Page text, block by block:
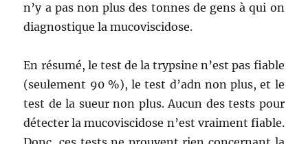
n’y a pas non plus des tonnes de gens à qui on
diagnostique la mucoviscidose.
En résumé, le test de la trypsine n’est pas fiable
(seulement 90 %), le test d’adn non plus, et le
test de la sueur non plus. Aucun des tests pour
détecter la mucoviscidose n’est vraiment fiable.